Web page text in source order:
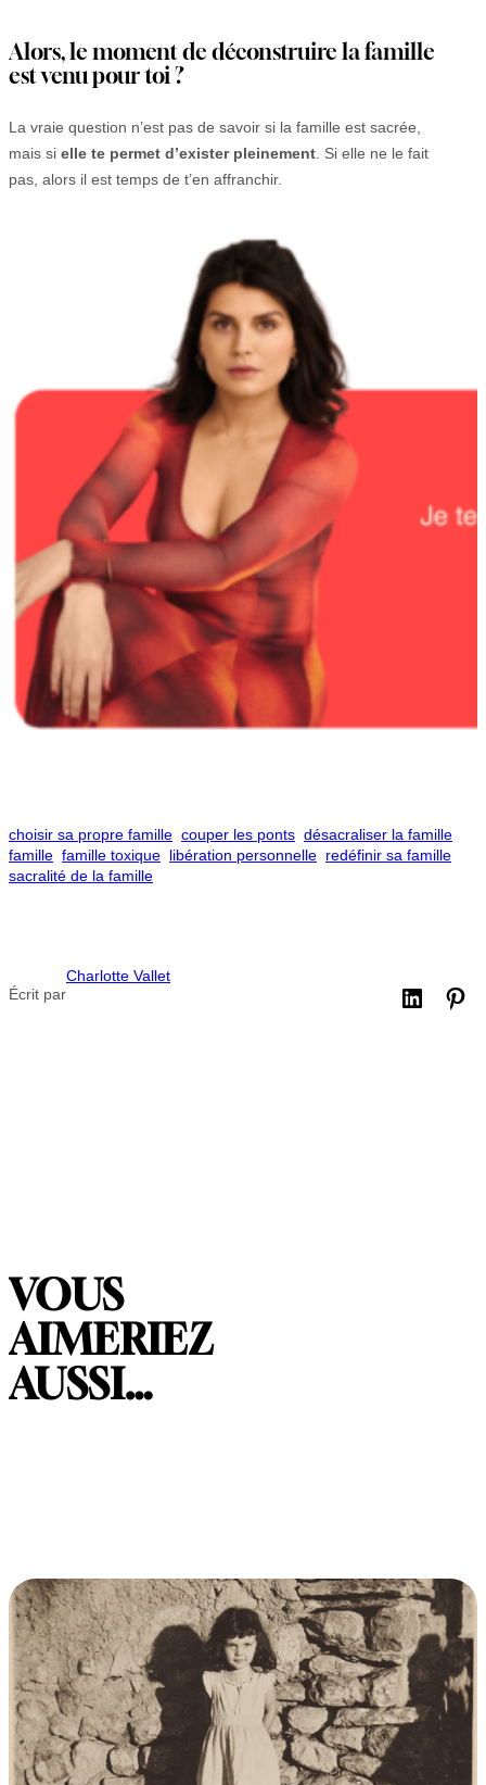
Alors, le moment de déconstruire la famille
est venu pour toi ?
La vraie question n’est pas de savoir si la famille est sacrée,
mais si elle te permet d’exister pleinement. Si elle ne le fait
pas, alors il est temps de t’en affranchir.
choisir sa propre famille couper les ponts désacraliser la famille
famille famille toxique libération personnelle redéfinir sa famille
sacralité de la famille
Écrit par
Charlotte Vallet
VOUS
AIMERIEZ
AUSSI…